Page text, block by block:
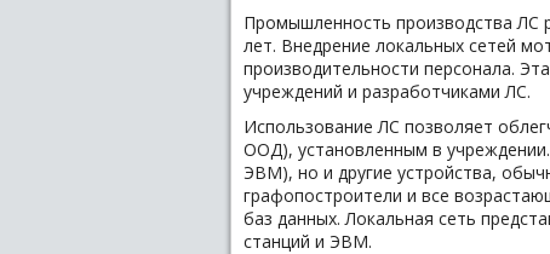
Промышленность производства ЛС
лет. Внедрение локальных сетей
производительности персонала.
учреждений и разработчиками ЛС.
Использование ЛС позволяет
ООД), установленным в
ЭВМ), но и другие устройства,
графопостроители и все
баз данных. Локальная сеть
станций и ЭВМ.